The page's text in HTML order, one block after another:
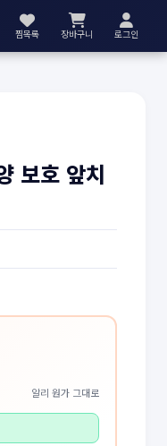
찜목록 장바구니 로그인
보호 앞치
알리 원가 그대로